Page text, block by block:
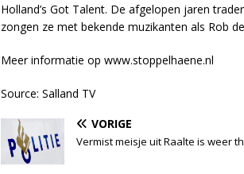
Holland’s Got Talent. De afgelopen jaren
zongen ze met bekende muzikanten als Rob
Meer informatie op www.stoppelhaene.nl
Source: Salland TV
VORIGE
Vermist meisje uit Raalte is weer